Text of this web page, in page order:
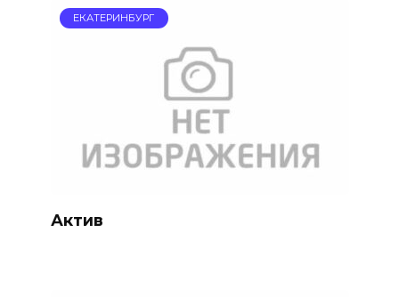
ЕКАТЕРИНБУРГ
Актив